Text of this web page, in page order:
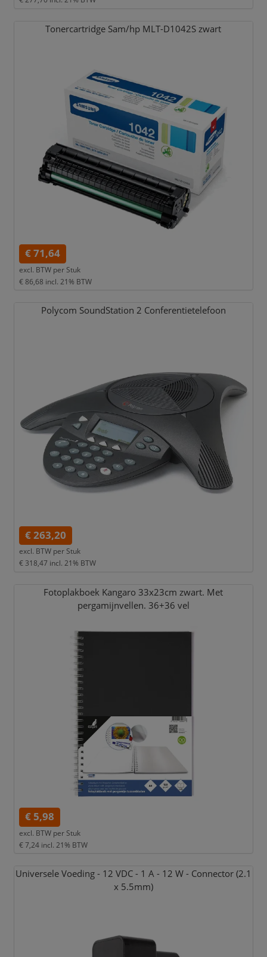
Tonercartridge Sam/hp MLT-D1042S zwart
€ 71,64
excl. BTW per Stuk
€ 86,68 incl. 21% BTW
Polycom SoundStation 2 Conferentietelefoon
€ 263,20
excl. BTW per Stuk
€ 318,47 incl. 21% BTW
Fotoplakboek Kangaro 33x23cm zwart. Met
pergamijnvellen. 36+36 vel
€ 5,98
excl. BTW per Stuk
€ 7,24 incl. 21% BTW
Universele Voeding - 12 VDC - 1 A - 12 W - Connector (2.1
x 5.5mm)